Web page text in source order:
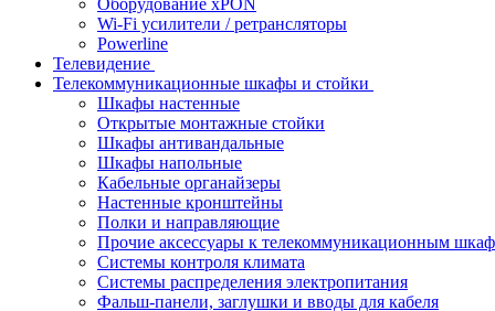
Оборудование хPON
Wi-Fi усилители / ретрансляторы
Powerline
Телевидение
Телекоммуникационные шкафы и стойки
Шкафы настенные
Открытые монтажные стойки
Шкафы антивандальные
Шкафы напольные
Кабельные органайзеры
Настенные кронштейны
Полки и направляющие
Прочие аксессуары к телекоммуникационным
Системы контроля климата
Системы распределения электропитания
Фальш-панели, заглушки и вводы для кабеля